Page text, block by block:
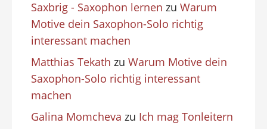
Saxbrig - Saxophon lernen zu Warum
Motive dein Saxophon-Solo richtig
interessant machen
Matthias Tekath zu Warum Motive dein
Saxophon-Solo richtig interessant
machen
Galina Momcheva zu Ich mag Tonleitern